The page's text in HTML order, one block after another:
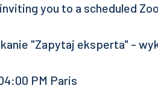
you to a scheduled
"Zapytaj eksperta" -
PM Paris